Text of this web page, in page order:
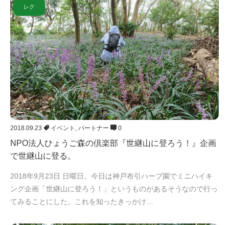
レク
2018.09.23 イベント パートナー 0
NPO法人ひょうご森の倶楽部『世継山に登ろう！』企画
で世継山に登る。
2018年9月23日 日曜日。今日は神戸布引ハーブ園でミニハイキ
ング企画「世継山に登ろう！」というものがあるそうなので行っ
てみることにした。これを知ったきっかけ…